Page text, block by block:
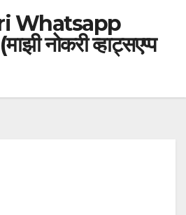
Whatsapp
नोकरी व्हाट्सएप्प